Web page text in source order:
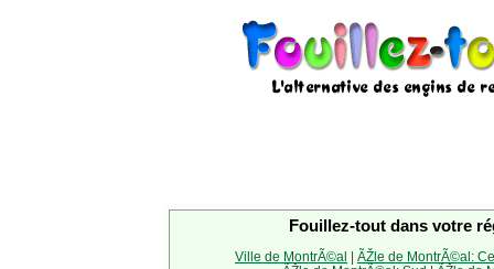
Fouillez-tout dans votre
Ville de MontrÃ©al | ÃŽle de MontrÃ©al: